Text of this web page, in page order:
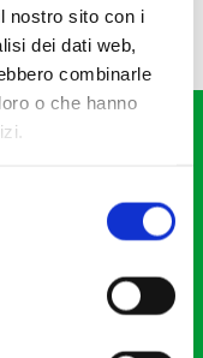
nostro sito con i
dei dati web,
combinarle
o che hanno